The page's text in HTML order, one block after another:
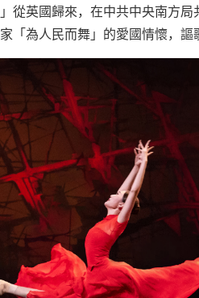
從英國歸來，在中共中央南方
「為人民而舞」的愛國情懷，謳